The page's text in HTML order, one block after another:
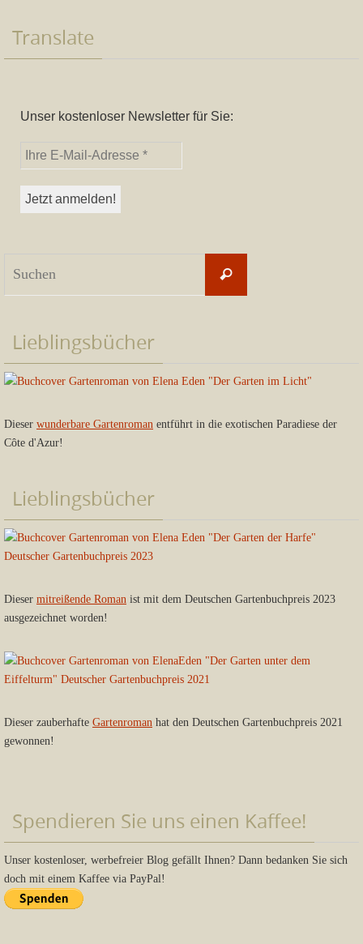
Translate
Unser kostenloser Newsletter für Sie:
Suchen
Lieblingsbücher
Dieser wunderbare Gartenroman entführt in die exotischen Paradiese der
Côte d'Azur!
Lieblingsbücher
Dieser mitreißende Roman ist mit dem Deutschen Gartenbuchpreis 2023
ausgezeichnet worden!
Dieser zauberhafte Gartenroman hat den Deutschen Gartenbuchpreis 2021
gewonnen!
Spendieren Sie uns einen Kaffee!
Unser kostenloser, werbefreier Blog gefällt Ihnen? Dann bedanken Sie sich
doch mit einem Kaffee via PayPal!